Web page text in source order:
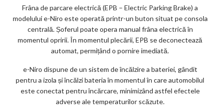
Frâna de parcare electrică (EPB – Electric Parking Brake) a
modelului e-Niro este operată printr-un buton situat pe consola
centrală. Șoferul poate opera manual frâna electrică în
momentul opririi. În momentul plecării, EPB se deconectează
automat, permițând o pornire imediată.
e-Niro dispune de un sistem de încălzire a bateriei, gândit
pentru a izola și încălzi bateria în momentul în care automobilul
este conectat pentru încărcare, minimizând astfel efectele
adverse ale temperaturilor scăzute.